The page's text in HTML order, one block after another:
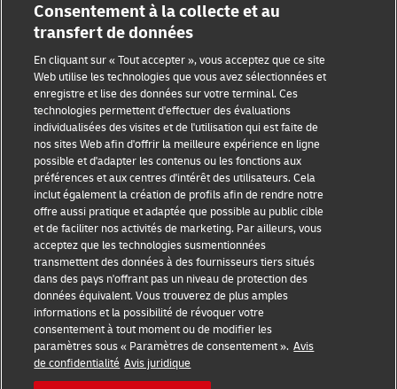
Événements
Sensibilisation à la fraude
Mention légale
Conditions d’utilisation
Avis de confidentialité
Informations complémentaires
Paramètres des cookies
Consentement à la collecte et au
transfert de données
En cliquant sur « Tout accepter », vous acceptez que ce site
Web utilise les technologies que vous avez sélectionnées et
enregistre et lise des données sur votre terminal. Ces
technologies permettent d'effectuer des évaluations
individualisées des visites et de l'utilisation qui est faite de
nos sites Web afin d'offrir la meilleure expérience en ligne
possible et d'adapter les contenus ou les fonctions aux
préférences et aux centres d'intérêt des utilisateurs. Cela
inclut également la création de profils afin de rendre notre
offre aussi pratique et adaptée que possible au public cible
et de faciliter nos activités de marketing. Par ailleurs, vous
acceptez que les technologies susmentionnées
transmettent des données à des fournisseurs tiers situés
dans des pays n'offrant pas un niveau de protection des
données équivalent. Vous trouverez de plus amples
informations et la possibilité de révoquer votre
consentement à tout moment ou de modifier les
paramètres sous « Paramètres de consentement ». Avis
de confidentialité Avis juridique